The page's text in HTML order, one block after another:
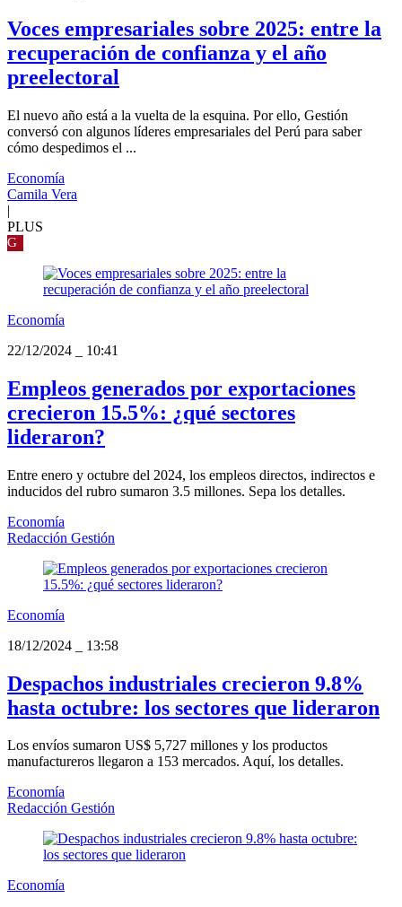
Voces empresariales sobre 2025: entre la
recuperación de confianza y el año
preelectoral
El nuevo año está a la vuelta de la esquina. Por ello, Gestión
conversó con algunos líderes empresariales del Perú para saber
cómo despedimos el ...
Economía
Camila Vera
|
PLUS
G
Economía
22/12/2024
10:41
Empleos generados por exportaciones
crecieron 15.5%: ¿qué sectores
lideraron?
Entre enero y octubre del 2024, los empleos directos, indirectos e
inducidos del rubro sumaron 3.5 millones. Sepa los detalles.
Economía
Redacción Gestión
Economía
18/12/2024
13:58
Despachos industriales crecieron 9.8%
hasta octubre: los sectores que lideraron
Los envíos sumaron US$ 5,727 millones y los productos
manufactureros llegaron a 153 mercados. Aquí, los detalles.
Economía
Redacción Gestión
Economía